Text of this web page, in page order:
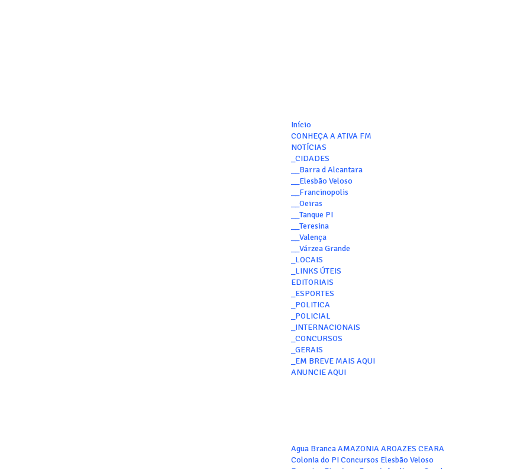
Início
CONHEÇA A ATIVA FM
NOTÍCIAS
_CIDADES
__Barra d Alcantara
__Elesbão Veloso
__Francinopolis
__Oeiras
__Tanque PI
__Teresina
__Valença
__Várzea Grande
_LOCAIS
_LINKS ÚTEIS
EDITORIAIS
_ESPORTES
_POLITICA
_POLICIAL
_INTERNACIONAIS
_CONCURSOS
_GERAIS
_EM BREVE MAIS AQUI
ANUNCIE AQUI
Agua Branca AMAZONIA AROAZES CEARA
Colonia do PI Concursos Elesbão Veloso